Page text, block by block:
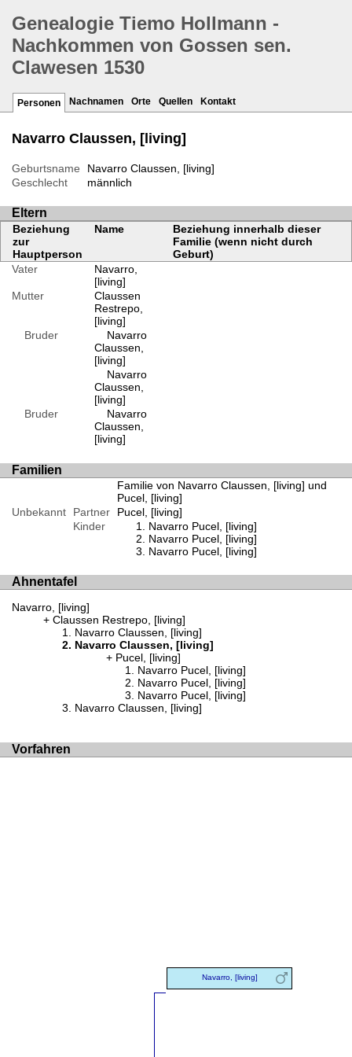
Genealogie Tiemo Hollmann -
Nachkommen von Gossen sen.
Clawesen 1530
Personen Nachnamen Orte Quellen Kontakt
Navarro Claussen, [living]
Geburtsname
Navarro Claussen, [living]
Geschlecht
männlich
Eltern
Beziehung
zur
Hauptperson
Name
Beziehung innerhalb dieser
Familie (wenn nicht durch
Geburt)
Vater
Navarro,
[living]
Mutter
Claussen
Restrepo,
[living]
Bruder
Navarro
Claussen,
[living]
Navarro
Claussen,
[living]
Bruder
Navarro
Claussen,
[living]
Familien
Familie von Navarro Claussen, [living] und
Pucel, [living]
Unbekannt
Partner
Pucel, [living]
Kinder
Navarro Pucel, [living]
Navarro Pucel, [living]
Navarro Pucel, [living]
Ahnentafel
Navarro, [living]
Claussen Restrepo, [living]
Navarro Claussen, [living]
Navarro Claussen, [living]
Pucel, [living]
Navarro Pucel, [living]
Navarro Pucel, [living]
Navarro Pucel, [living]
Navarro Claussen, [living]
Vorfahren
Navarro, [living]